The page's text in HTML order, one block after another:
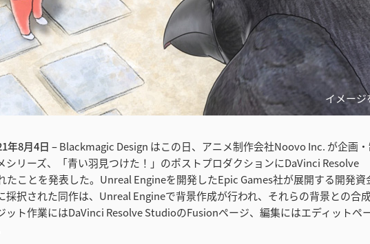
イメー
年8月4日 –Blackmagic Design はこの日、アニメ制作会社Noovo Inc. が企画
シリーズ、「青い羽見つけた！」のポストプロダクションにDaVinci Resolve
たことを発表した。Unreal Engineを開発したEpic Games社が展開する開発資
採択された同作は、Unreal Engineで背景作成が行われ、それらの背景との合
ット作業にはDaVinci Resolve StudioのFusionページ、編集にはエディットペ